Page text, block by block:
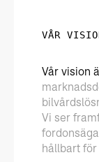
VÅR
Vår vision
Vi ser
hållbart för